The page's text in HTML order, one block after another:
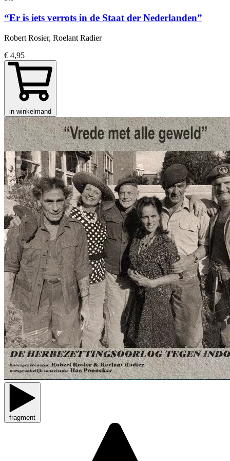
“Er is iets verrots in de Staat der Nederlanden”
Robert Rosier, Roelant Radier
€ 4,95
in winkelmand
fragment